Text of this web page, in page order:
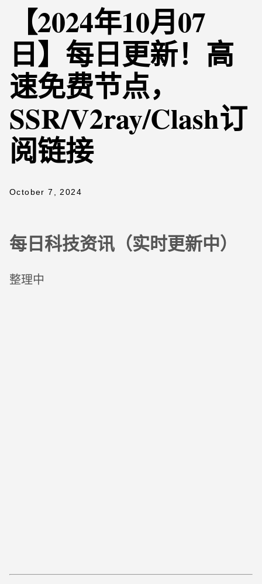
【2024年10月07
日】每日更新！高
速免费节点，
SSR/V2ray/Clash订
阅链接
October 7, 2024
每日科技资讯（实时更新中）
整理中